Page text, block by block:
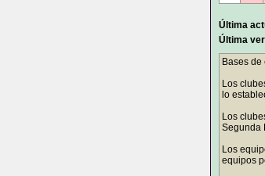
Última
Última
Bases
Los
lo
Los
Segunda
Los
equipos